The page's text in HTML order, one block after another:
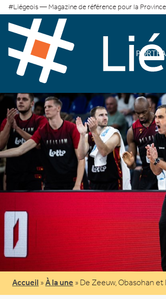
#Liégeois — Magazine de référence pour la
Accueil » À la une » De Zeeuw, Obasohan